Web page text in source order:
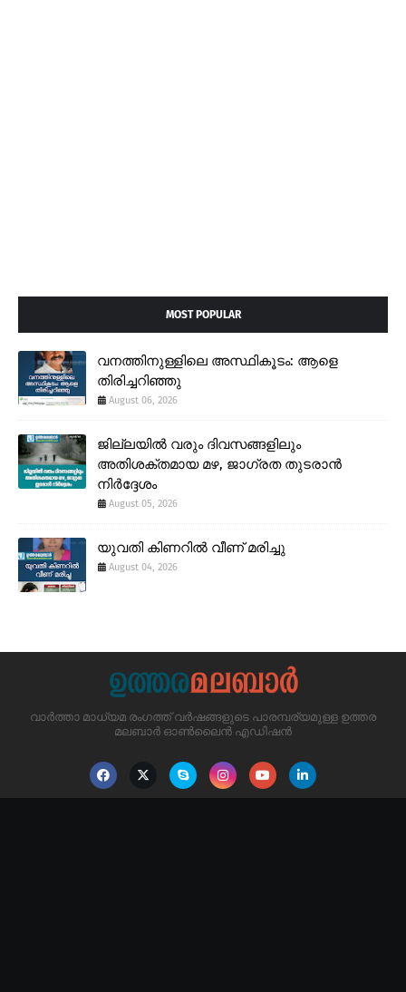
MOST POPULAR
വനത്തിനുള്ളിലെ അസ്ഥികൂടം: ആളെ
തിരിച്ചറിഞ്ഞു
August 06, 2026
ജില്ലയിൽ വരും ദിവസങ്ങളിലും
അതിശക്തമായ മഴ, ജാഗ്രത തുടരാൻ
നിർദ്ദേശം
August 05, 2026
യുവതി കിണറിൽ വീണ് മരിച്ചു
August 04, 2026
വാർത്താ മാധ്യമ രംഗത്ത് വർഷങ്ങളുടെ പാരമ്പര്യമുള്ള ഉത്തര
മലബാർ ഓൺലൈൻ എഡിഷൻ